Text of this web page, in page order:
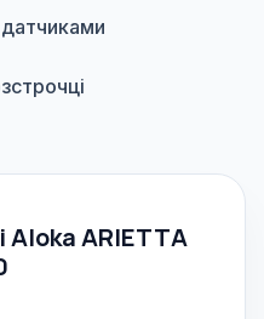
датчиками
Aloka ARIETTA